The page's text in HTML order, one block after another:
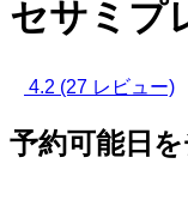
セサミプ
4.2 (27 レビュー)
予約可能日